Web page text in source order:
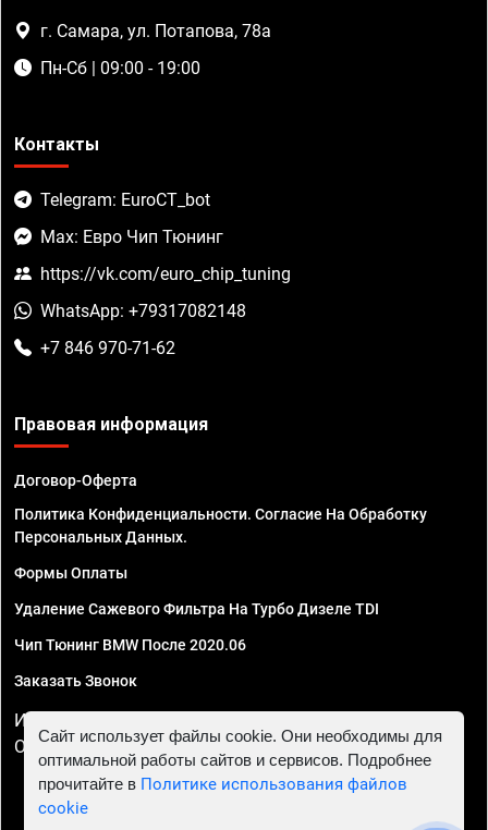
г. Самара, ул. Потапова, 78а
Пн-Сб | 09:00 - 19:00
Контакты
Telegram: EuroCT_bot
Max: Евро Чип Тюнинг
https://vk.com/euro_chip_tuning
WhatsApp: +79317082148
+7 846 970-71-62
Правовая информация
Договор-Оферта
Политика Конфиденциальности. Согласие На Обработку
Персональных Данных.
Формы Оплаты
Удаление Сажевого Фильтра На Турбо Дизеле TDI
Чип Тюнинг BMW После 2020.06
Заказать Звонок
ИП Смирнов Георгий Павлович. ИНН 781302555843,
ОГРНИП 324470400032610
Сайт использует файлы cookie. Они необходимы для
оптимальной работы сайтов и сервисов. Подробнее
прочитайте в Политике использования файлов
cookie